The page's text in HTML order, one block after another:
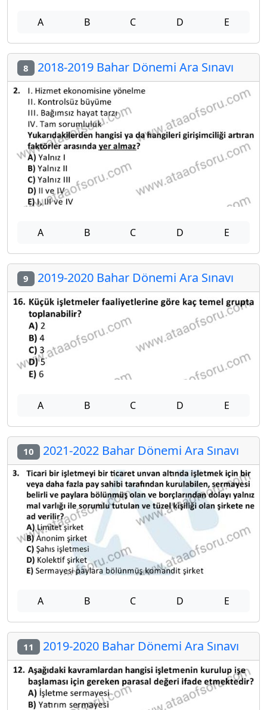
A B C D E
8 2018-2019 Bahar Dönemi Ara Sınavı
A B C D E
9 2019-2020 Bahar Dönemi Ara Sınavı
A B C D E
10 2021-2022 Bahar Dönemi Ara Sınavı
A B C D E
11 2019-2020 Bahar Dönemi Ara Sınavı